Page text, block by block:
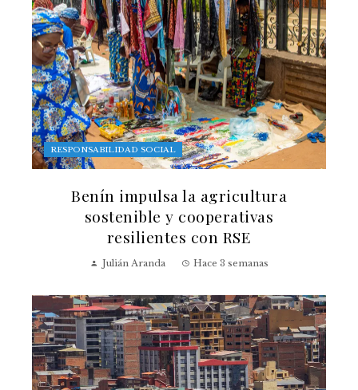
RESPONSABILIDAD SOCIAL
Benín impulsa la agricultura
sostenible y cooperativas
resilientes con RSE
Julián Aranda Hace 3 semanas